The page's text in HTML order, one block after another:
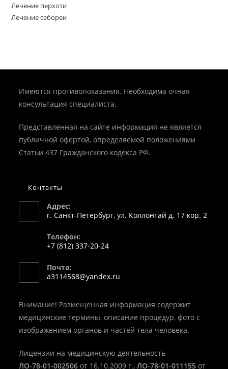
Лечение перхоти
Лечение себореи
Имеются противопоказания. Необходима очная
консультация специалиста.
Представленная на сайте информация не является
публичной офертой, определяемой положениями
Статьи 437 Гражданского кодекса РФ.
Контакты
Адрес:
г. Санкт-Петербург, ул. Коллонтай д. 17 кор. 2
Телефон:
+7 (812) 337-20-24
в
вашем
Почта:
a3114568@yandex.ru
приложении
Внимание! Размещенная информация содержит
медицинские термины, описание процедур, фото с
изображением органов и частей тела человека.
Лицензии на медицинскую деятельность
ЛО-78-01-002506 от 16.10.2009 г.,ЛО-78-01-011155 от